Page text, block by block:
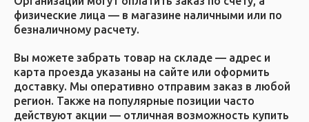
физические лица — в магазине наличными или по
безналичному расчету.
Вы можете забрать товар на складе — адрес и
карта проезда указаны на сайте или оформить
доставку. Мы оперативно отправим заказ в любой
регион. Также на популярные позиции часто
действуют акции — отличная возможность купить